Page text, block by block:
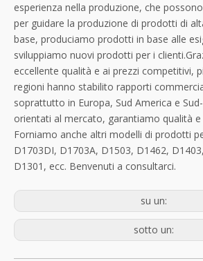
esperienza nella produzione, che
per guidare la produzione di prodotti di
base, produciamo prodotti in base alle
sviluppiamo nuovi prodotti per i
eccellente qualità e ai prezzi competitivi,
regioni hanno stabilito rapporti
soprattutto in Europa, Sud America e
orientati al mercato, garantiamo qualità
Forniamo anche altri modelli di prodotti
D1703DI, D1703A, D1503, D1462,
D1301, ecc. Benvenuti a consultarci.
su un:
sotto un: